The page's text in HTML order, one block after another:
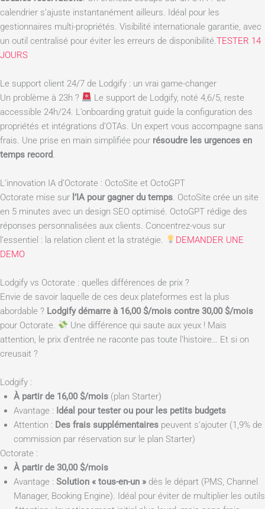
calendrier s’ajuste instantanément ailleurs. Idéal pour les
gestionnaires multi-propriétés. Visibilité internationale garantie, avec
un outil centralisé pour éviter les erreurs de disponibilité. TESTER 14
JOURS
Le support client 24/7 de Lodgify : un vrai game-changer
Un problème à 23h ?
Le support de Lodgify, noté 4,6/5, reste
accessible 24h/24. L’onboarding gratuit guide la configuration des
propriétés et intégrations d’OTAs. Un expert vous accompagne sans
frais. Une prise en main simplifiée pour résoudre les urgences en
temps record
L’innovation IA d’Octorate : OctoSite et OctoGPT
Octorate mise sur l’IA pour gagner du temps . OctoSite crée un site
en 5 minutes avec un design SEO optimisé. OctoGPT rédige des
réponses personnalisées aux clients. Concentrez-vous sur
l’essentiel : la relation client et la stratégie.
DEMANDER UNE
DEMO
Lodgify vs Octorate : quelles différences de prix ?
Envie de savoir laquelle de ces deux plateformes est la plus
abordable ? Lodgify démarre à 16,00 $/mois contre 30,00 $/mois
pour Octorate.
Une différence qui saute aux yeux ! Mais
attention, le prix d’entrée ne raconte pas toute l’histoire… Et si on
creusait ?
Lodgify :
À partir de 16,00 $/mois(plan Starter)
Avantage : Idéal pour tester ou pour les petits budgets
Attention : Des frais supplémentairespeuvent s’ajouter (1,9% de
commission par réservation sur le plan Starter)
Octorate :
À partir de 30,00 $/mois
Avantage : Solution « tous-en-un »dès le départ (PMS, Channel
Manager, Booking Engine). Idéal pour éviter de multiplier les outils